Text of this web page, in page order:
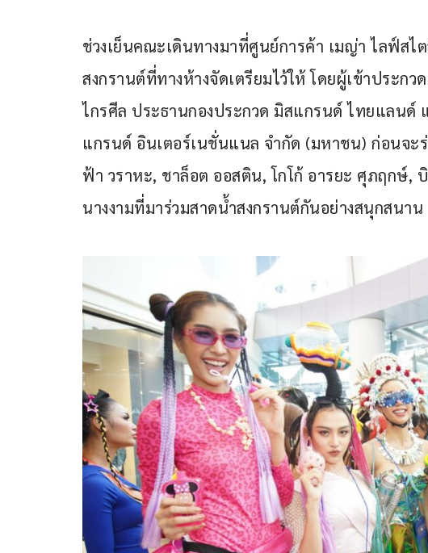
ช่วงเย็นคณะเดินทางมาที่ศูนย์การค้า เมญ่า ไลฟ์สไ
สงกรานต์ที่ทางห้างจัดเตรียมไว้ให้ โดยผู้เข้าประ
ไกรศีล ประธานกองประกวด มิสแกรนด์ ไทยแลน
แกรนด์ อินเตอร์เนชั่นแนล จำกัด (มหาชน) ก่อนจะ
ฟ้า วราหะ, ชาล็อต ออสติน, โกโก้ อารยะ ศุภฤกษ์,
นางงามที่มาร่วมสาดน้ำสงกรานต์กันอย่างสนุกสนาน